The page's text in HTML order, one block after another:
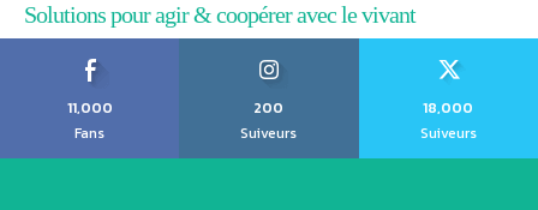
Solutions pour agir & coopérer avec le vivant
11,000
Fans
200
Suiveurs
18,000
Suiveurs